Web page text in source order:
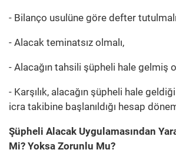
- Bilanço usulüne göre defter
- Alacak teminatsız olmalı,
- Alacağın tahsili şüpheli hale gelmiş
- Karşılık, alacağın şüpheli hale
icra takibine başlanıldığı hesap
Şüpheli Alacak Uygulamasından
Mi? Yoksa Zorunlu Mu?